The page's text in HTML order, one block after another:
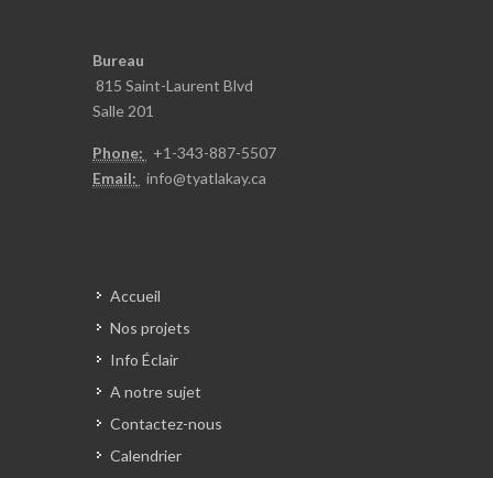
Bureau
815 Saint-Laurent Blvd
Salle 201
Phone: +1-343-887-5507
Email: info@tyatlakay.ca
Accueil
Nos projets
Info Éclair
A notre sujet
Contactez-nous
Calendrier